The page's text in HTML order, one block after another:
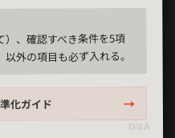
、確認すべき条件を5項
外の項目も必ず入れる。
化ガイド →